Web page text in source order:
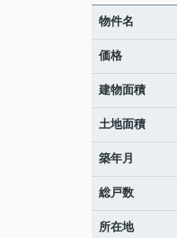
物件名
価格
建物面積
土地面積
築年月
総戸数
所在地